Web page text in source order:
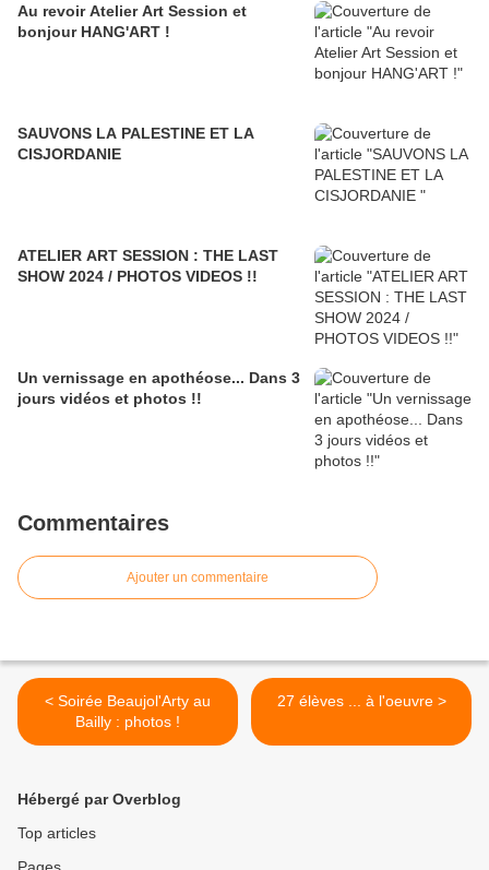
Au revoir Atelier Art Session et
bonjour HANG'ART !
SAUVONS LA PALESTINE ET LA
CISJORDANIE
ATELIER ART SESSION : THE LAST
SHOW 2024 / PHOTOS VIDEOS !!
Un vernissage en apothéose... Dans 3
jours vidéos et photos !!
Commentaires
Ajouter un commentaire
< Soirée Beaujol'Arty au
Bailly : photos !
27 élèves ... à l'oeuvre >
Hébergé par Overblog
Top articles